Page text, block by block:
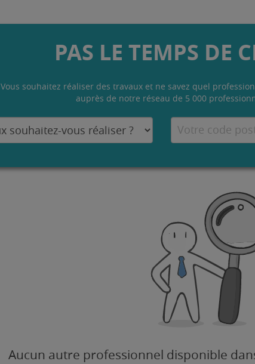
PAS LE TEMPS DE
Vous souhaitez réaliser des travaux et ne savez quel
auprès de notre réseau de 5 000
Aucun autre professionnel disponible